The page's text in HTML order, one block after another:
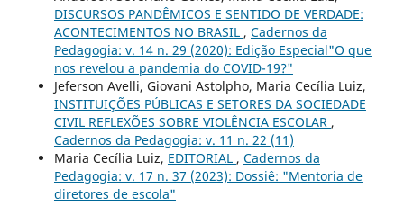
DISCURSOS PANDÊMICOS E SENTIDO DE VERDADE:
ACONTECIMENTOS NO BRASIL , Cadernos da
Pedagogia: v. 14 n. 29 (2020): Edição Especial"O que
nos revelou a pandemia do COVID-19?"
Jeferson Avelli, Giovani Astolpho, Maria Cecília Luiz,
INSTITUIÇÕES PÚBLICAS E SETORES DA SOCIEDADE
CIVIL REFLEXÕES SOBRE VIOLÊNCIA ESCOLAR ,
Cadernos da Pedagogia: v. 11 n. 22 (11)
Maria Cecília Luiz, EDITORIAL , Cadernos da
Pedagogia: v. 17 n. 37 (2023): Dossiê: "Mentoria de
diretores de escola"